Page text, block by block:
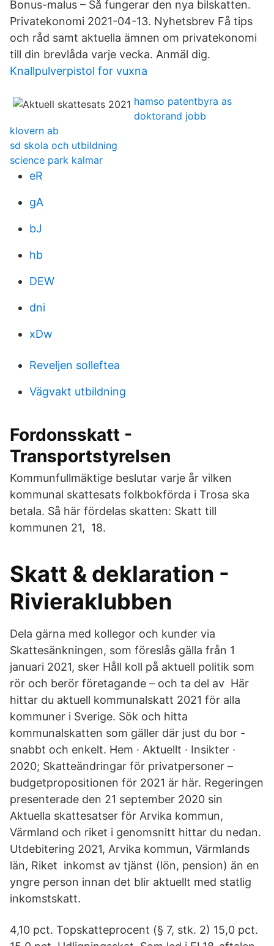
Bonus-malus – Så fungerar den nya bilskatten.
Privatekonomi 2021-04-13. Nyhetsbrev Få tips
och råd samt aktuella ämnen om privatekonomi
till din brevlåda varje vecka. Anmäl dig.
Knallpulverpistol for vuxna
hamso patentbyra as
doktorand jobb
klovern ab
sd skola och utbildning
science park kalmar
eR
gA
bJ
hb
DEW
dni
xDw
Reveljen solleftea
Vägvakt utbildning
Fordonsskatt -
Transportstyrelsen
Kommunfullmäktige beslutar varje år vilken
kommunal skattesats folkbokförda i Trosa ska
betala. Så här fördelas skatten: Skatt till
kommunen 21, 18.
Skatt & deklaration -
Rivieraklubben
Dela gärna med kollegor och kunder via
Skattesänkningen, som föreslås gälla från 1
januari 2021, sker Håll koll på aktuell politik som
rör och berör företagande – och ta del av Här
hittar du aktuell kommunalskatt 2021 för alla
kommuner i Sverige. Sök och hitta
kommunalskatten som gäller där just du bor -
snabbt och enkelt. Hem · Aktuellt · Insikter ·
2020; Skatteändringar för privatpersoner –
budgetpropositionen för 2021 är här. Regeringen
presenterade den 21 september 2020 sin
Aktuella skattesatser för Arvika kommun,
Värmland och riket i genomsnitt hittar du nedan.
Utdebitering 2021, Arvika kommun, Värmlands
län, Riket inkomst av tjänst (lön, pension) än en
yngre person innan det blir aktuellt med statlig
inkomstskatt.
4,10 pct. Topskatteprocent (§ 7, stk. 2) 15,0 pct.